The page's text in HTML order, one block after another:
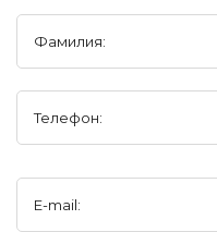
Фамилия:
Телефон:
E-mail: